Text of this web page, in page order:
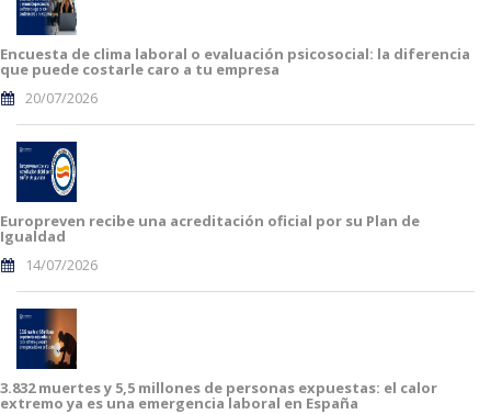
Encuesta de clima laboral o evaluación psicosocial: la diferencia
que puede costarle caro a tu empresa
20/07/2026
Europreven recibe una acreditación oficial por su Plan de
Igualdad
14/07/2026
3.832 muertes y 5,5 millones de personas expuestas: el calor
extremo ya es una emergencia laboral en España